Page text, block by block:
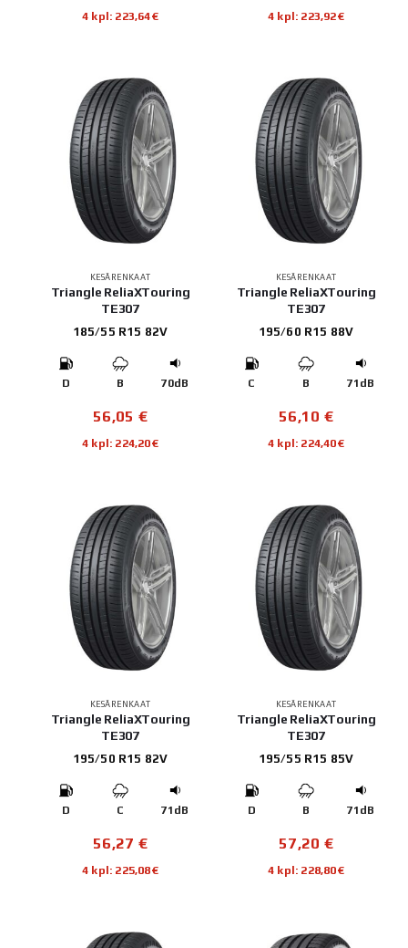
4 kpl: 223,64€ 4 kpl: 223,92€
KESÄRENKAAT
Triangle ReliaXTouring
TE307
185/55 R15 82V
D B 70dB
56,05 €
4 kpl: 224,20€
KESÄRENKAAT
Triangle ReliaXTouring
TE307
195/60 R15 88V
C B 71dB
56,10 €
4 kpl: 224,40€
KESÄRENKAAT
Triangle ReliaXTouring
TE307
195/50 R15 82V
D C 71dB
56,27 €
4 kpl: 225,08€
KESÄRENKAAT
Triangle ReliaXTouring
TE307
195/55 R15 85V
D B 71dB
57,20 €
4 kpl: 228,80€